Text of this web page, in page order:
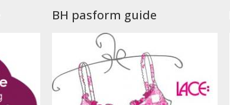
BH pasform guide